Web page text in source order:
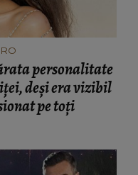
personalitate
deși era vizibil
pe toți